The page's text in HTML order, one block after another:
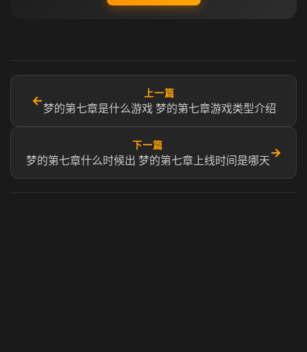
←
上一篇
梦的第七章是什么游戏 梦的第七章游戏类型介绍
下一篇
梦的第七章什么时候出 梦的第七章上线时间是哪天
→